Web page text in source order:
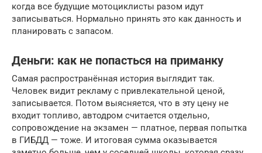
когда все будущие мотоциклисты разом идут
записываться. Нормально принять это как данность и
планировать с запасом.
Деньги: как не попасться на приманку
Самая распространённая история выглядит так.
Человек видит рекламу с привлекательной ценой,
записывается. Потом выясняется, что в эту цену не
входит топливо, автодром считается отдельно,
сопровождение на экзамен — платное, первая попытка
в ГИБДД — тоже. И итоговая сумма оказывается